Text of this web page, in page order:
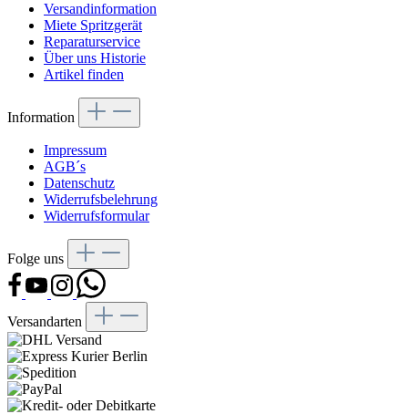
Versandinformation
Miete Spritzgerät
Reparaturservice
Über uns Historie
Artikel finden
Information
Impressum
AGB´s
Datenschutz
Widerrufsbelehrung
Widerrufsformular
Folge uns
Versandarten